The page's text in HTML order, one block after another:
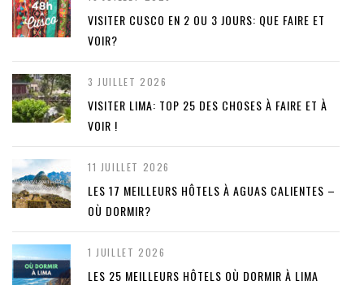
VISITER CUSCO EN 2 OU 3 JOURS: QUE FAIRE ET
VOIR?
3 JUILLET 2026
VISITER LIMA: TOP 25 DES CHOSES À FAIRE ET À
VOIR !
11 JUILLET 2026
LES 17 MEILLEURS HÔTELS À AGUAS CALIENTES –
OÙ DORMIR?
1 JUILLET 2026
LES 25 MEILLEURS HÔTELS OÙ DORMIR À LIMA